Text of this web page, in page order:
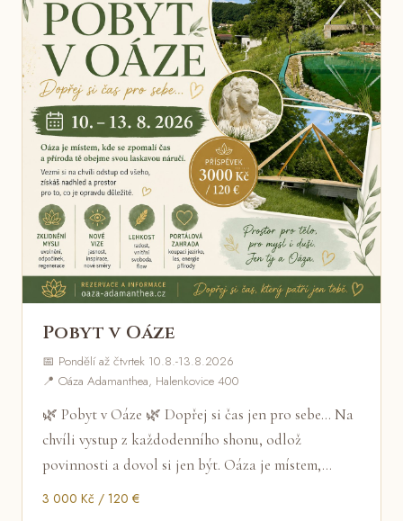
Pobyt v Oáze
📅 Pondělí až čtvrtek 10.8.-13.8.2026
📍 Oáza Adamanthea, Halenkovice 400
🌿 Pobyt v Oáze 🌿 Dopřej si čas jen pro sebe... Na
chvíli vystup z každodenního shonu, odlož
povinnosti a dovol si jen být. Oáza je místem,…
3 000 Kč / 120 €